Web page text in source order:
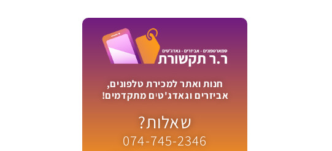
חנות ואתר למכירת טלפונים,
אביזרים וגאדג'טים מתקדמים!
שאלות?
074-745-2346